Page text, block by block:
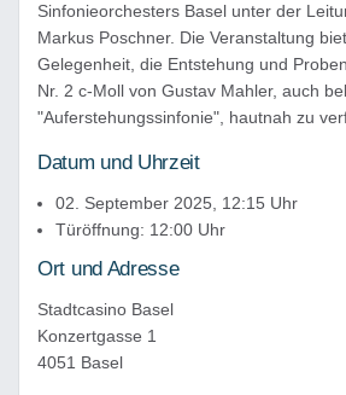
Sinfonieorchesters Basel unter der
Markus Poschner. Die Veranstaltung
Gelegenheit, die Entstehung und
Nr. 2 c-Moll von Gustav Mahler, auch
"Auferstehungssinfonie", hautnah zu
Datum und Uhrzeit
02. September 2025, 12:15 Uhr
Türöffnung: 12:00 Uhr
Ort und Adresse
Stadtcasino Basel
Konzertgasse 1
4051 Basel